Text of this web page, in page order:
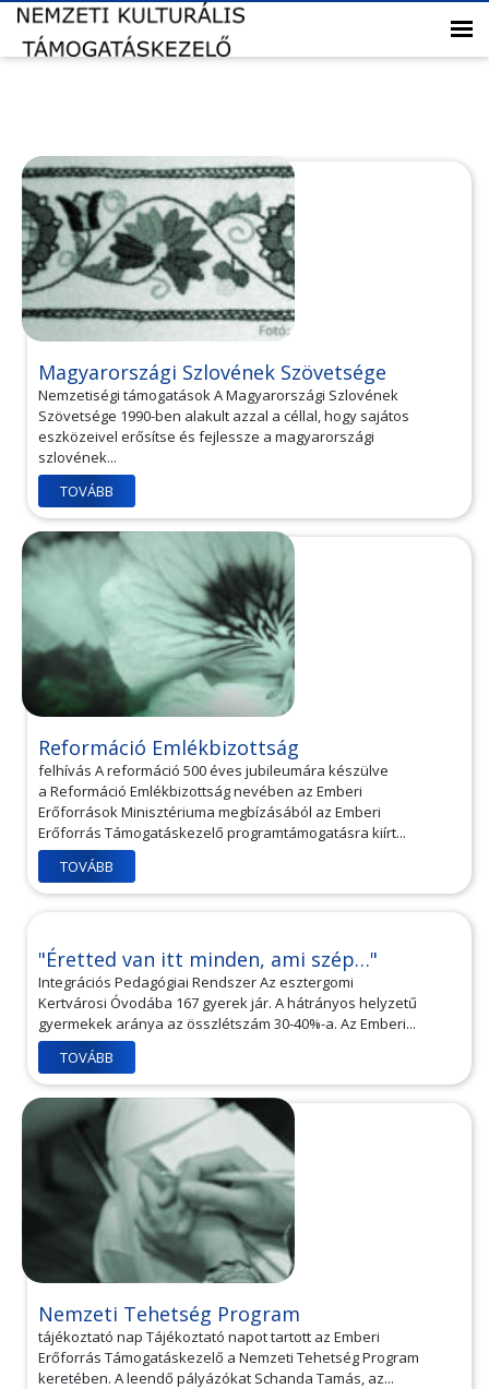
Magyarországi Szlovének Szövetsége
Nemzetiségi támogatások A Magyarországi Szlovének
Szövetsége 1990-ben alakult azzal a céllal, hogy sajátos
eszközeivel erősítse és fejlessze a magyarországi
szlovének...
TOVÁBB
Reformáció Emlékbizottság
felhívás A reformáció 500 éves jubileumára készülve
a Reformáció Emlékbizottság nevében az Emberi
Erőforrások Minisztériuma megbízásából az Emberi
Erőforrás Támogatáskezelő programtámogatásra kiírt...
TOVÁBB
"Éretted van itt minden, ami szép…"
Integrációs Pedagógiai Rendszer Az esztergomi
Kertvárosi Óvodába 167 gyerek jár. A hátrányos helyzetű
gyermekek aránya az összlétszám 30-40%-a. Az Emberi...
TOVÁBB
Nemzeti Tehetség Program
tájékoztató nap Tájékoztató napot tartott az Emberi
Erőforrás Támogatáskezelő a Nemzeti Tehetség Program
keretében. A leendő pályázókat Schanda Tamás, az...